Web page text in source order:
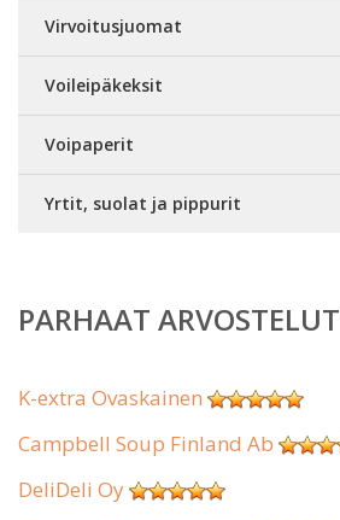
Virvoitusjuomat
Voileipäkeksit
Voipaperit
Yrtit, suolat ja pippurit
PARHAAT ARVOSTELUT
K-extra Ovaskainen
Campbell Soup Finland Ab
DeliDeli Oy